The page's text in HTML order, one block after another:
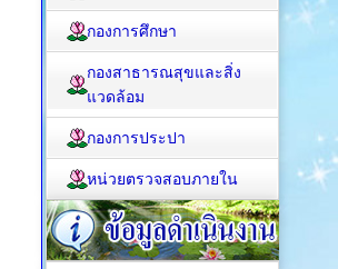
กองการศึกษา
กองสาธารณสุขและสิ่ง
แวดล้อม
กองการประปา
หน่วยตรวจสอบภายใน